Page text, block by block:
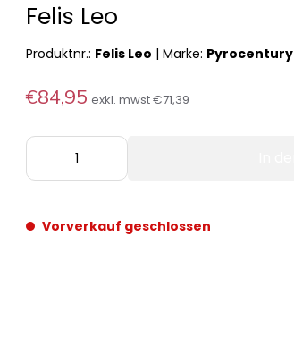
Felis Leo
Produktnr.: Felis Leo |Marke: Pyrocentury
€84,95 exkl. mwst€71,39
Vorverkauf geschlossen